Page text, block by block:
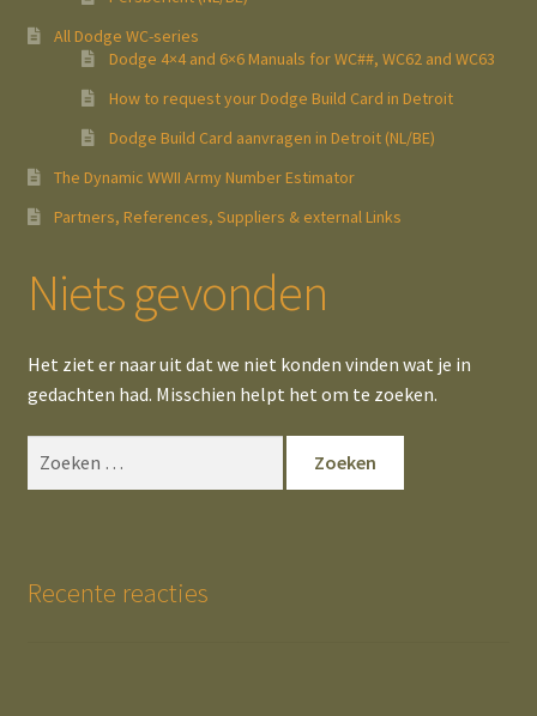
All Dodge WC-series
Dodge 4×4 and 6×6 Manuals for WC##, WC62 and WC63
How to request your Dodge Build Card in Detroit
Dodge Build Card aanvragen in Detroit (NL/BE)
The Dynamic WWII Army Number Estimator
Partners, References, Suppliers & external Links
Niets gevonden
Het ziet er naar uit dat we niet konden vinden wat je in
gedachten had. Misschien helpt het om te zoeken.
Recente reacties